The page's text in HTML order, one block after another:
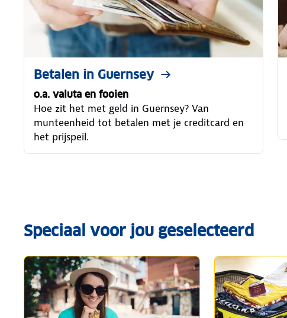
Betalen in Guernsey
o.a. valuta en fooien
Hoe zit het met geld in Guernsey? Van
munteenheid tot betalen met je creditcard en
het prijspeil.
Speciaal voor jou geselecteerd